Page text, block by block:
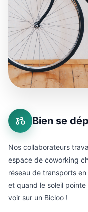
Bien se
Nos collaborateurs
espace de coworking
réseau de transports
et quand le soleil
voir sur un Bicloo !